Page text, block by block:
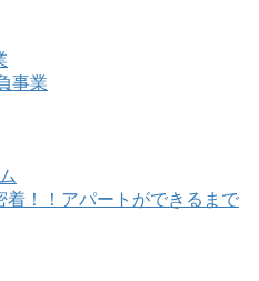
事業
着！！アパートができるまで